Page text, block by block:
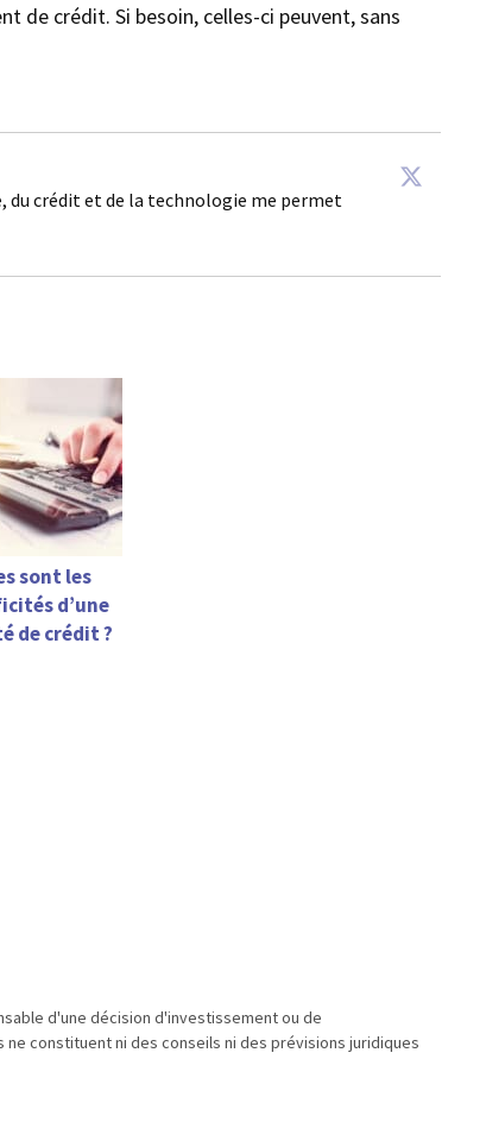
de crédit. Si besoin, celles-ci peuvent, sans
du crédit et de la technologie me permet
sont les
d’une
de crédit ?
d'une décision d'investissement ou de
constituent ni des conseils ni des prévisions juridiques